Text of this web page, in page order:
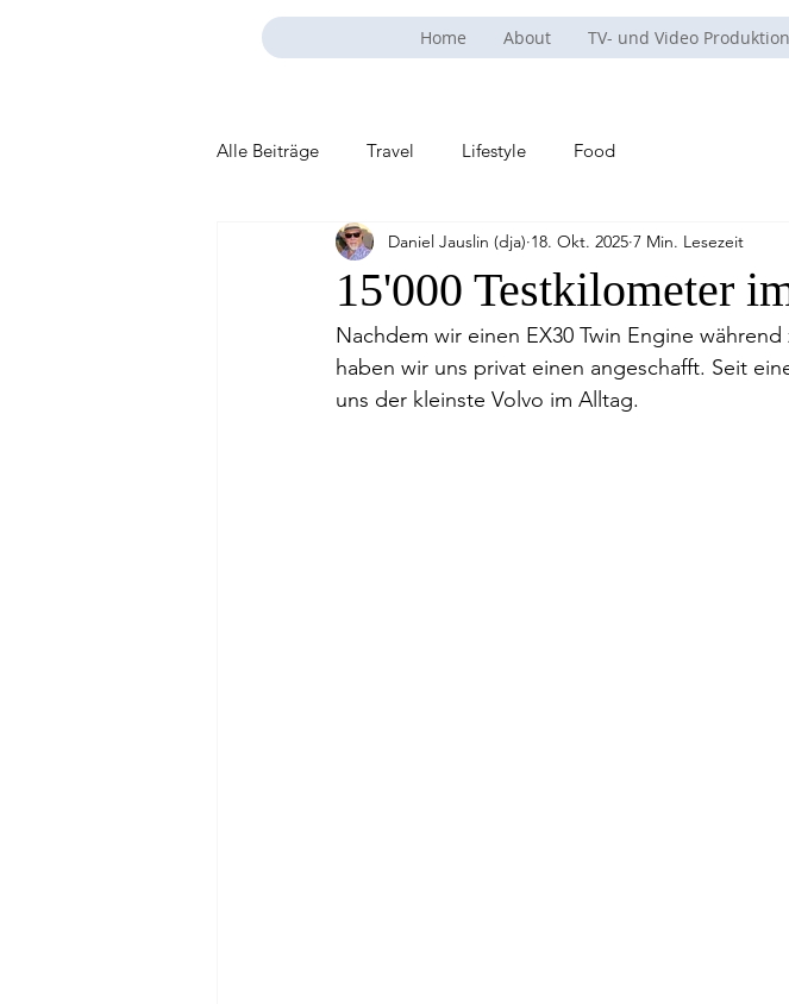
Home About TV- und Video
Alle Beiträge Travel Lifestyle Food
15'000 Testkilometer
Daniel Jauslin (dja) 18. Okt. 2025 7 Min. Lesezeit
Nachdem wir einen EX30 Twin Engine
haben wir uns privat einen angeschafft. Seit
uns der kleinste Volvo im Alltag.